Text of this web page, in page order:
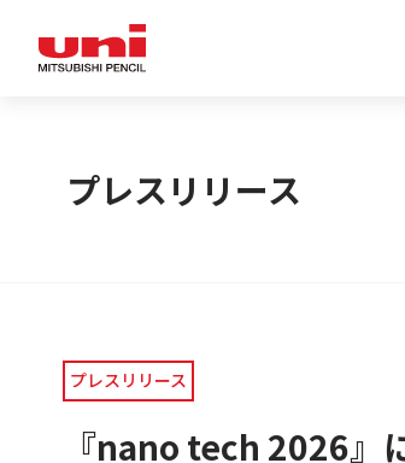
プレスリリース
プレスリリース
『nano tech 2026』